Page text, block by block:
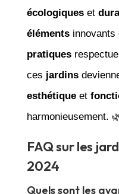
écologiqueset
élémentsinnovants
pratiques
ces jardins
esthétiqueet
harmonieusement.
FAQ sur les
2024
Quels sont les